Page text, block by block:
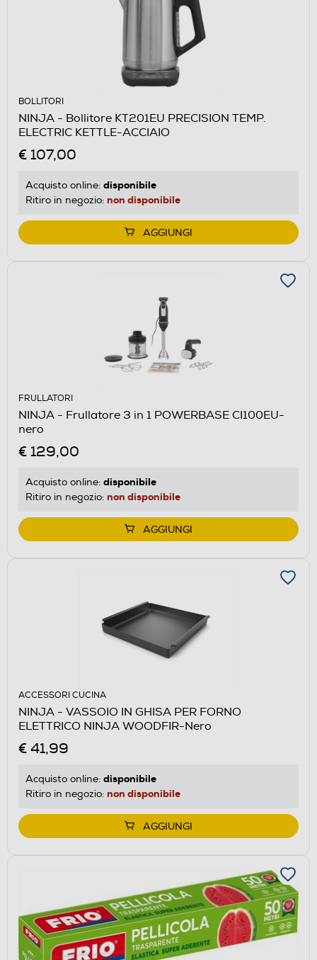
BOLLITORI
NINJA - Bollitore KT201EU PRECISION TEMP.
ELECTRIC KETTLE-ACCIAIO
€ 107,00
Acquisto online: disponibile
Ritiro in negozio: non disponibile
AGGIUNGI
FRULLATORI
NINJA - Frullatore 3 in 1 POWERBASE CI100EU-
nero
€ 129,00
Acquisto online: disponibile
Ritiro in negozio: non disponibile
AGGIUNGI
ACCESSORI CUCINA
NINJA - VASSOIO IN GHISA PER FORNO
ELETTRICO NINJA WOODFIR-Nero
€ 41,99
Acquisto online: disponibile
Ritiro in negozio: non disponibile
AGGIUNGI